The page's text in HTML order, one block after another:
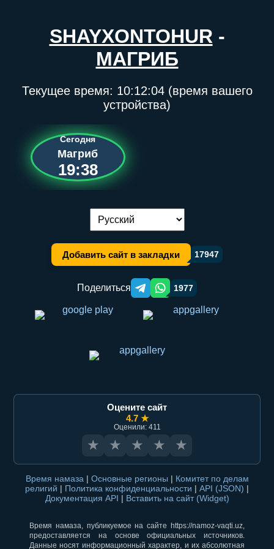
SHAYXONTOHUR-
МАГРИБ
Текущее время: 10:12:04(время вашего
устройства)
Сегодня
Магриб
19:38
Переключение языка:
Добавить сайт в закладки 17947
Поделиться Telegram orqali ulashish
WhatsApp orqali ulashish
1977
Оцените сайт
4.7 ★
Оценили: 411
★ ★ ★ ★ ★
Время намаза | Основные регионы | Комитет по делам
религий | Политика конфиденциальности | API (JSON) |
Документация API | Вставить на сайт (Widget)
Время намаза, публикуемое на сайте https://namoz-vaqti.uz,
предоставляется на основе официальных источников.
Данные носят информационный характер, и их абсолютная